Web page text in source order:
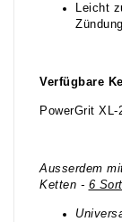
Leicht
Verfügbare
PowerGrit XL-
Ausserdem
Ketten - 6